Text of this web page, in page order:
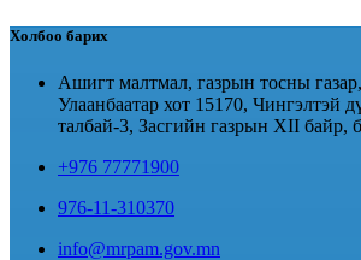
Холбоо барих
Ашигт малтмал, газрын тосны
Улаанбаатар хот 15170, Чингэлтэй
талбай-3, Засгийн газрын XII байр,
+976 77771900
976-11-310370
info@mrpam.gov.mn